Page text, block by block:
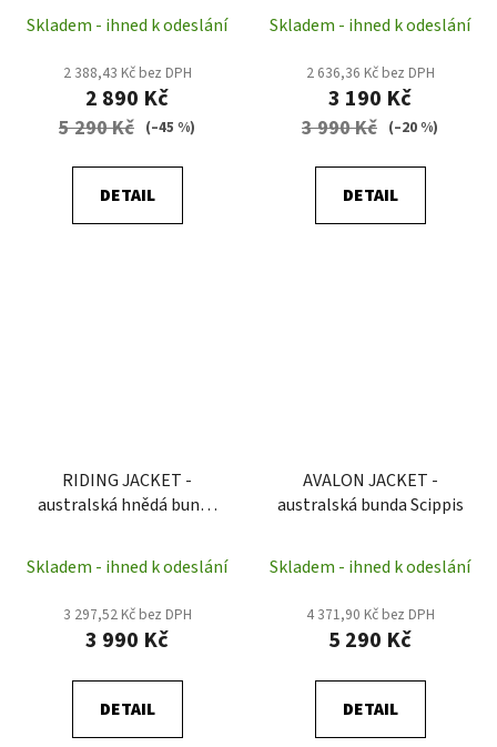
Skladem - ihned k odeslání
2 388,43 Kč bez DPH
2 890 Kč
5 290 Kč (–45 %)
DETAIL
Skladem - ihned k odeslání
2 636,36 Kč bez DPH
3 190 Kč
3 990 Kč (–20 %)
DETAIL
RIDING JACKET -
australská hnědá bunda
Skladem - ihned k odeslání
3 297,52 Kč bez DPH
3 990 Kč
DETAIL
AVALON JACKET -
australská bunda Scippis
Skladem - ihned k odeslání
4 371,90 Kč bez DPH
5 290 Kč
DETAIL